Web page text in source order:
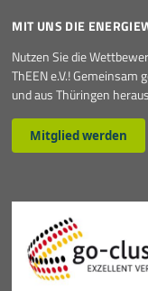
MIT UNS DIE
Nutzen Sie die
ThEEN e.V.!
und aus Thüringen
Mitglied werden